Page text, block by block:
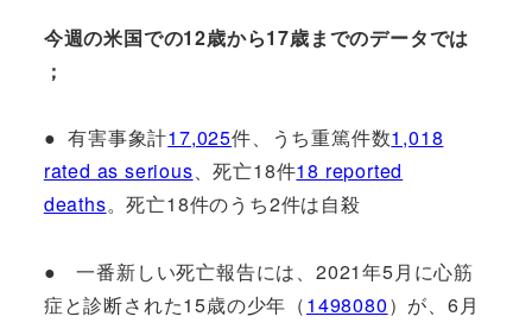
今週の米国での12歳から17歳までのデータでは
；
● 有害事象計17,025件、うち重篤件数1,018
rated as serious、死亡18件18 reported
deaths。死亡18件のうち2件は自殺
● 一番新しい死亡報告には、2021年5月に心筋
症と診断された15歳の少年（1498080）が、6月